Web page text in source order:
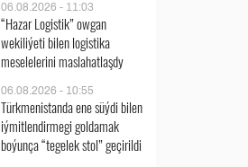
06.08.2026 - 11:03
“Hazar Logistik” owgan
wekiliýeti bilen logistika
meselelerini maslahatlaşdy
06.08.2026 - 10:55
Türkmenistanda ene süýdi bilen
iýmitlendirmegi goldamak
boýunça “tegelek stol” geçirildi